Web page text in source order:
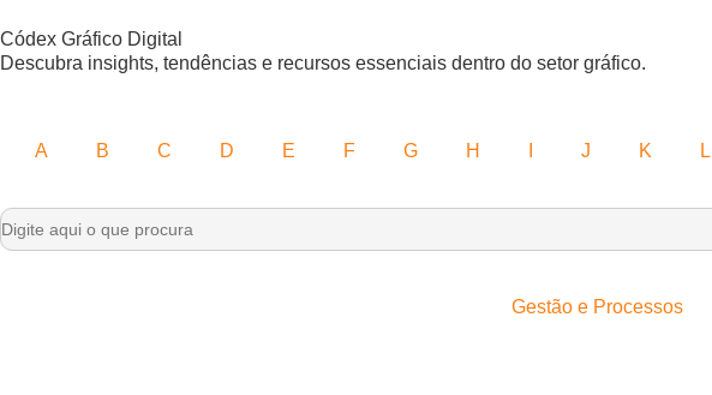
Códex Gráfico Digital
Descubra insights, tendências e recursos essenciais dentro do setor gráfico.
A B C D E F G H J K L
Search
for:
Gestão e Processos